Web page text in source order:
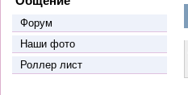
Форум
Наши фото
Роллер лист